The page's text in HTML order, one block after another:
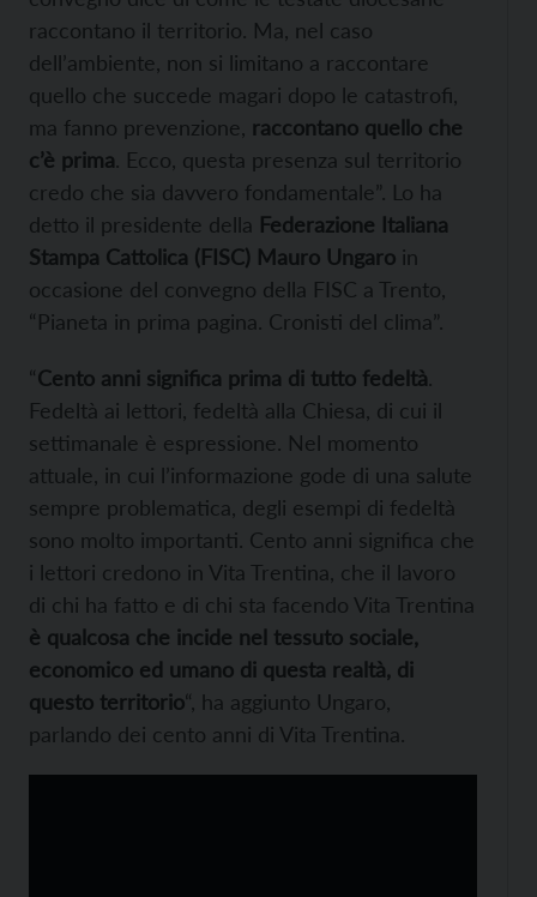
raccontano il territorio. Ma, nel caso
dell’ambiente, non si limitano a raccontare
quello che succede magari dopo le catastrofi,
ma fanno prevenzione, raccontano quello che
c’è prima. Ecco, questa presenza sul territorio
credo che sia davvero fondamentale”. Lo ha
detto il presidente della Federazione Italiana
Stampa Cattolica (FISC) Mauro Ungaro in
occasione del convegno della FISC a Trento,
“Pianeta in prima pagina. Cronisti del clima”.
“Cento anni significa prima di tutto fedeltà.
Fedeltà ai lettori, fedeltà alla Chiesa, di cui il
settimanale è espressione. Nel momento
attuale, in cui l’informazione gode di una salute
sempre problematica, degli esempi di fedeltà
sono molto importanti. Cento anni significa che
i lettori credono in Vita Trentina, che il lavoro
di chi ha fatto e di chi sta facendo Vita Trentina
è qualcosa che incide nel tessuto sociale,
economico ed umano di questa realtà, di
questo territorio“, ha aggiunto Ungaro,
parlando dei cento anni di Vita Trentina.